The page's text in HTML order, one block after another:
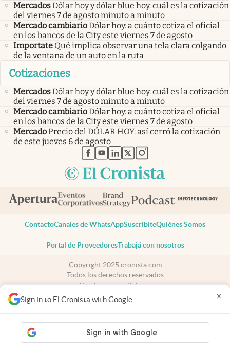
Sign in to El Cronista with Google ×
MercadosDólar hoy y dólar blue hoy: cuál es la cotización
del viernes 7 de agosto minuto a minuto
Mercado cambiarioDólar hoy: a cuánto cotiza el oficial
en los bancos de la City este viernes 7 de agosto
Importate Qué implica observar una tela clara colgando
de la ventana de un auto en la ruta
Cotizaciones
MercadosDólar hoy y dólar blue hoy: cuál es la cotización
del viernes 7 de agosto minuto a minuto
Mercado cambiarioDólar hoy: a cuánto cotiza el oficial
en los bancos de la City este viernes 7 de agosto
MercadoPrecio del DÓLAR HOY: así cerró la cotización
de este jueves 6 de agosto
abre en nueva pestaña
abre en nueva pestaña
abre en nueva pestaña
abre en nueva pestaña
abre en nueva pestaña
ContactoCanales de WhatsAppSuscribiteQuiénes Somos
Portal de ProveedoresTrabajá con nosotros
Copyright 2025 cronista.com
Todos los derechos reservados
Términos y condiciones
Privacidad
Consentimiento
cronista.com
es propiedad de El Cronista Comercial S.A Registro de